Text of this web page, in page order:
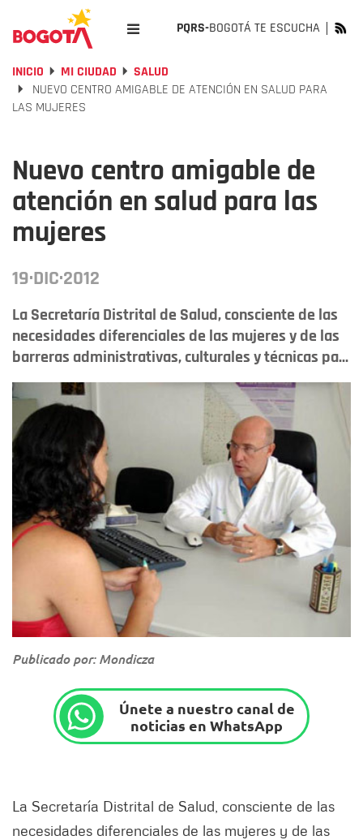
PQRS-BOGOTÁ TE ESCUCHA
INICIO MI CIUDAD
SALUD
NUEVO CENTRO AMIGABLE DE ATENCIÓN EN SALUD PARA
LAS MUJERES
Nuevo centro amigable de
atención en salud para las
mujeres
19·DIC·2012
La Secretaría Distrital de Salud, consciente de las
necesidades diferenciales de las mujeres y de las
barreras administrativas, culturales y técnicas pa...
Publicado por: Mondicza
Únete a nuestro canal de
noticias en WhatsApp
La Secretaría Distrital de Salud, consciente de las
necesidades diferenciales de las mujeres y de las